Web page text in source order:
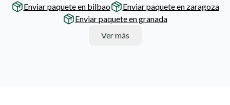
Enviar paquete en bilbao
Enviar paquete en zaragoza
Enviar paquete en granada
Ver más